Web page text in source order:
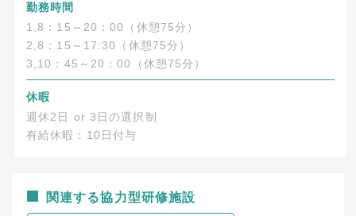
勤務時間
1,8：15～20：00（休憩75分）
2,8：15～17:30（休憩75分）
3,10：45～20：00（休憩75分）
休暇
週休2日 or 3日の選択制
有給休暇：10日付与
関連する協力型研修施設